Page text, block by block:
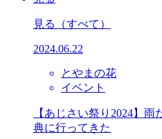
見る （すべて）
2024.06.22
とやまの花
イベント
【あじさい祭り2024】
典に行ってきた